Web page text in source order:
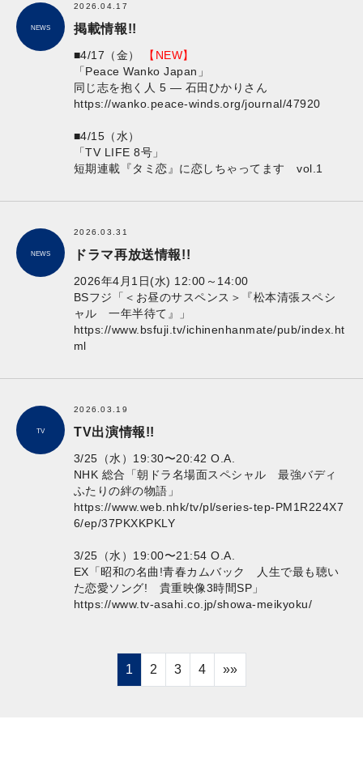
NEWS
2026.04.17
掲載情報!!
■4/17（金）
【NEW】
「Peace Wanko Japan」
同じ志を抱く人 5 — 石田ひかりさん
https://wanko.peace-winds.org/journal/47920
■4/15（水）
「TV LIFE 8号」
短期連載『タミ恋』に恋しちゃってます vol.1
NEWS
2026.03.31
ドラマ再放送情報!!
2026年4月1日(水) 12:00～14:00
BSフジ「＜お昼のサスペンス＞『松本清張スペシ
ャル 一年半待て』」
https://www.bsfuji.tv/ichinenhanmate/pub/index.ht
ml
TV
2026.03.19
TV出演情報!!
3/25（水）19:30〜20:42 O.A.
NHK 総合「朝ドラ名場面スペシャル 最強バディ
ふたりの絆の物語」
https://www.web.nhk/tv/pl/series-tep-PM1R224X7
6/ep/37PKXKPKLY
3/25（水）19:00〜21:54 O.A.
EX「昭和の名曲!青春カムバック 人生で最も聴い
た恋愛ソング! 貴重映像3時間SP」
https://www.tv-asahi.co.jp/showa-meikyoku/
1 2 3 4 »»